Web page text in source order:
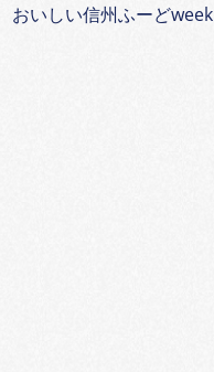
おいしい信州ふーどweek